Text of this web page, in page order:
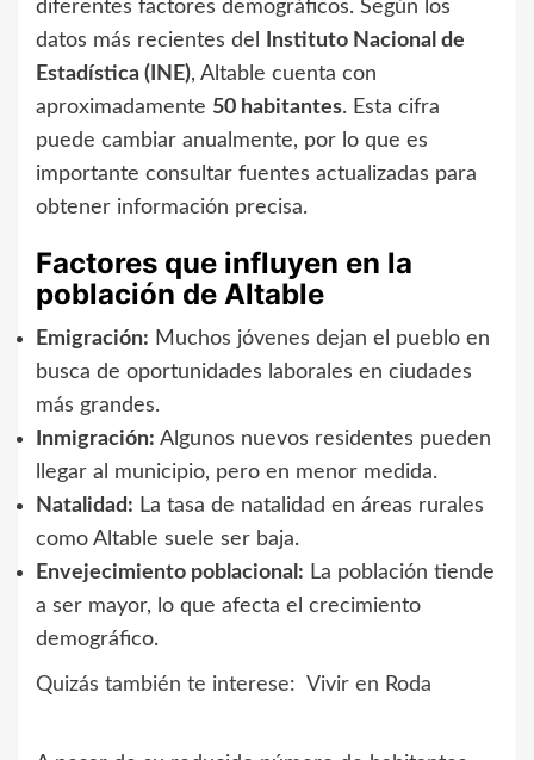
diferentes factores demográficos. Según los
datos más recientes del
Instituto Nacional de
Estadística (INE), Altable cuenta con
aproximadamente 50 habitantes. Esta cifra
puede cambiar anualmente, por lo que es
importante consultar fuentes actualizadas para
obtener información precisa.
Factores que influyen en la
población de Altable
Emigración: Muchos jóvenes dejan el pueblo en
busca de oportunidades laborales en ciudades
más grandes.
Inmigración: Algunos nuevos residentes pueden
llegar al municipio, pero en menor medida.
Natalidad: La tasa de natalidad en áreas rurales
como Altable suele ser baja.
Envejecimiento poblacional: La población tiende
a ser mayor, lo que afecta el crecimiento
demográfico.
Quizás también te interese: Vivir en Roda